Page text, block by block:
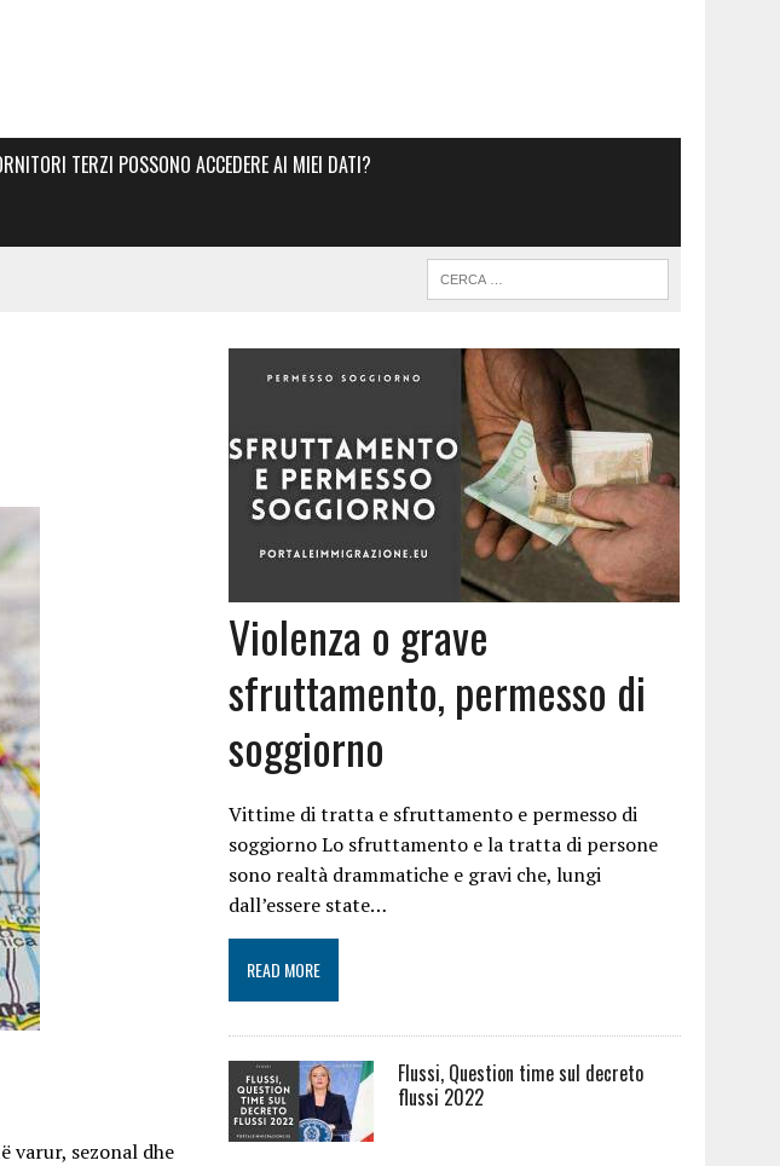
TERZI POSSONO ACCEDERE AI MIEI DATI?
IN LEGGE
varur, sezonal dhe
Violenza o grave
sfruttamento, permesso di
soggiorno
Vittime di tratta e sfruttamento e permesso di
soggiorno Lo sfruttamento e la tratta di persone
sono realtà drammatiche e gravi che, lungi
dall’essere state…
READ MORE
Flussi, Question time sul decreto
flussi 2022